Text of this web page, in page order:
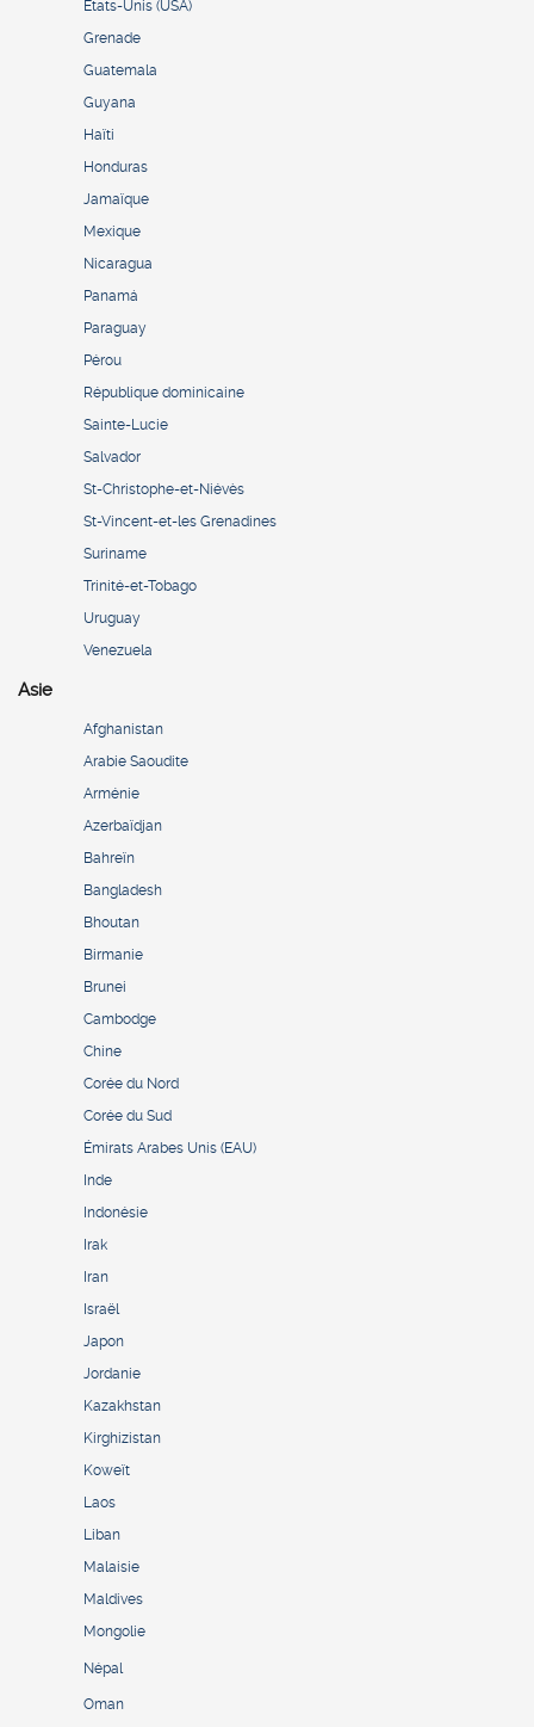
États-Unis (USA)
Grenade
Guatemala
Guyana
Haïti
Honduras
Jamaïque
Mexique
Nicaragua
Panamá
Paraguay
Pérou
République dominicaine
Sainte-Lucie
Salvador
St-Christophe-et-Niévès
St-Vincent-et-les Grenadines
Suriname
Trinité-et-Tobago
Uruguay
Venezuela
Asie
Afghanistan
Arabie Saoudite
Arménie
Azerbaïdjan
Bahreïn
Bangladesh
Bhoutan
Birmanie
Brunei
Cambodge
Chine
Corée du Nord
Corée du Sud
Émirats Arabes Unis (EAU)
Inde
Indonésie
Irak
Iran
Israël
Japon
Jordanie
Kazakhstan
Kirghizistan
Koweït
Laos
Liban
Malaisie
Maldives
Mongolie
Népal
Oman